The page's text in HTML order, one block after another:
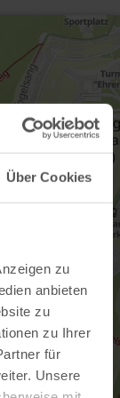
Über Cookies
zu
anbieten
zu
zu Ihrer
für
Unsere